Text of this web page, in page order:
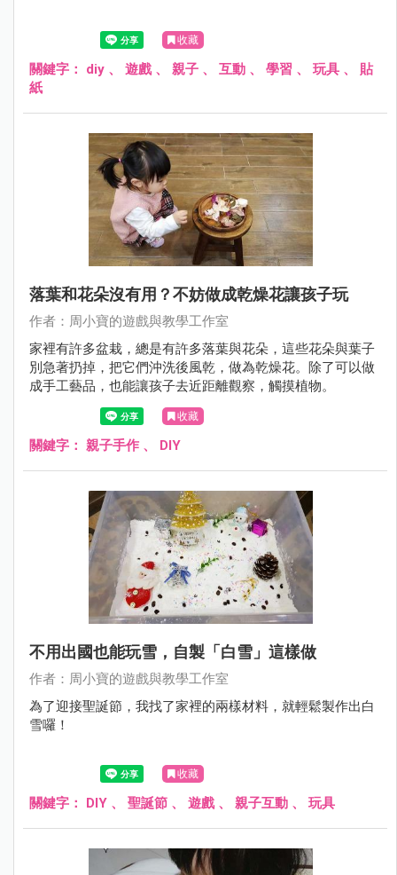
收藏
關鍵字： diy 、 遊戲、 親子 、 互動 、 學習 、 玩具 、 貼
紙
落葉和花朵沒有用？不妨做成乾燥花讓孩子玩
作者：周小寶的遊戲與教學工作室
家裡有許多盆栽，總是有許多落葉與花朵，這些花朵與葉子
別急著扔掉，把它們沖洗後風乾，做為乾燥花。除了可以做
成手工藝品，也能讓孩子去近距離觀察，觸摸植物。
收藏
關鍵字： 親子手作 、 DIY
不用出國也能玩雪，自製「白雪」這樣做
作者：周小寶的遊戲與教學工作室
為了迎接聖誕節，我找了家裡的兩樣材料，就輕鬆製作出白
雪囉！
收藏
關鍵字： DIY 、 聖誕節 、 遊戲、 親子互動 、 玩具